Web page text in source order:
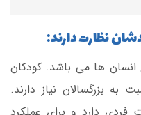
انسان ها می باشد. کودکان
به بزرگسالان نیاز دارند.